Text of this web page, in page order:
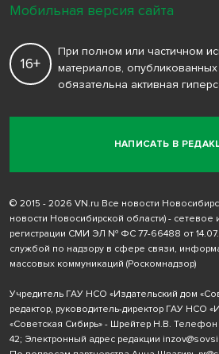
НАПИСАТЬ В
16+
При полном или частичном
материалов, опубликованных
обязательна активная
© 2015 - 2026 VN.ru Все новости
новости Новосибирской области) - сетевое
регистрации СМИ ЭЛ № ФС 77-66488 от
службой по надзору в сфере связи,
массовых коммуникаций (Роскомнадзор)
Учредитель ГАУ НСО «Издательский дом
редактор, руководитель-директор ГАУ НСО
«Советская Сибирь» - Шрейтер Н.В. Телефон
42; Электронный адрес редакции
Мобильная версия сайта